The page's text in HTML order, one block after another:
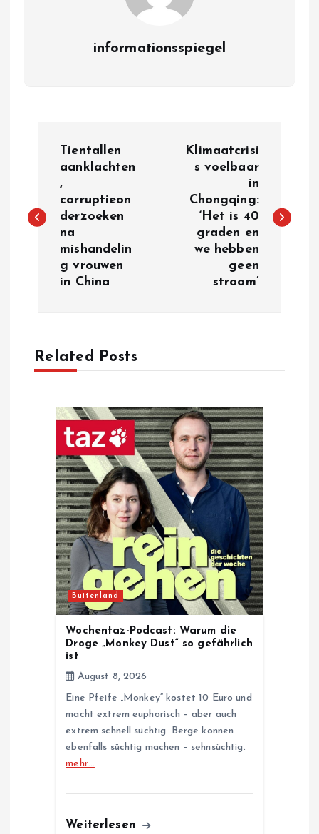
informationsspiegel
s
v
Tientallen
aanklachten
,
corruptieon
derzoeken
na
mishandelin
g vrouwen
in China
Klimaatcrisi
s voelbaar
in
Chongqing:
‘Het is 40
graden en
we hebben
geen
stroom’
Related Posts
Buitenland
Wochentaz-Podcast: Warum die
Droge „Monkey Dust“ so gefährlich
ist
August 8, 2026
Eine Pfeife „Monkey“ kostet 10 Euro und
macht extrem euphorisch – aber auch
extrem schnell süchtig. Berge können
ebenfalls süchtig machen – sehnsüchtig.
mehr…
Weiterlesen